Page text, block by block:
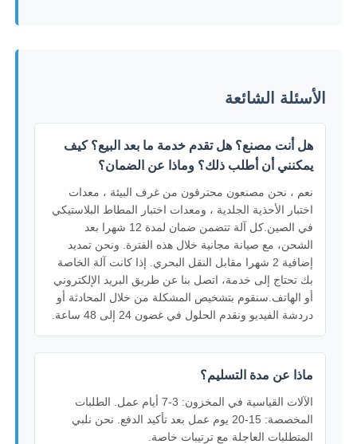
الأسئلة الشائعة
هل أنت مصنع؟ هل تقدم خدمة ما بعد البيع؟ كيف
يمكنني أن أطلب ذلك؟ وماذا عن الضمان؟
نعم ، نحن مصنعون محترفون من غرف البيئة ، معدات
اختبار الأحذية الجلدية ، ومعدات اختبار المطاط البلاستيكي
في الصين.كل آلة تتضمن ضمان لمدة 12 شهرا بعد
الشحن، مع صيانة مجانية خلال هذه الفترة. ونحن تمديد
إضافية 2 شهرا مقابل النقل البحري. إذا كانت آلة الخاصة
بك تحتاج إلى خدمة، اتصل بنا عن طريق البريد الإلكتروني
أو الهاتف.سنقوم بتشخيص المشكلة من خلال المحادثة أو
دردشة الفيديو ونقدم الحلول في غضون 24 إلى 48 ساعة.
ماذا عن مدة التسليم؟
الآلات القياسية في المخزون: 3-7 أيام عمل. الطلبات
المخصصة: 15-20 يوم عمل بعد تأكيد الدفع. نحن نلبي
المتطلبات العاجلة مع ترتيبات خاصة.